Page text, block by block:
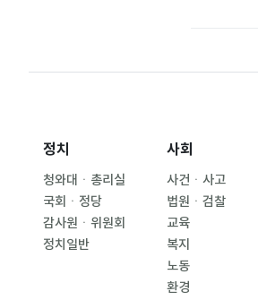
정치
청와대ㆍ총리실
국회ㆍ정당
감사원ㆍ위원회
정치일반
사회
사건ㆍ사고
법원ㆍ검찰
교육
복지
노동
환경